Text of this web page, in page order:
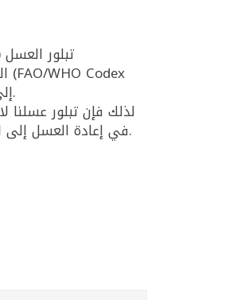
تبلور
Alimentarius)، إلى أن العسل يمكن أن يكون سائلاً أو لزجًا أو متبلورًا جزئيًا أو كليًا، أي أن التبلور حالة مقبولة وطبيعية في العسل.
لذلك فإن تبلور عسلنا
في إعادة العسل إلى الحالة السائلة، يمكن وضع العبوة في ماء دافئ وتحريكها بلطف دون تعريضها لحرارة عالية مباشرة للحفاظ على قيمته الغذائية.